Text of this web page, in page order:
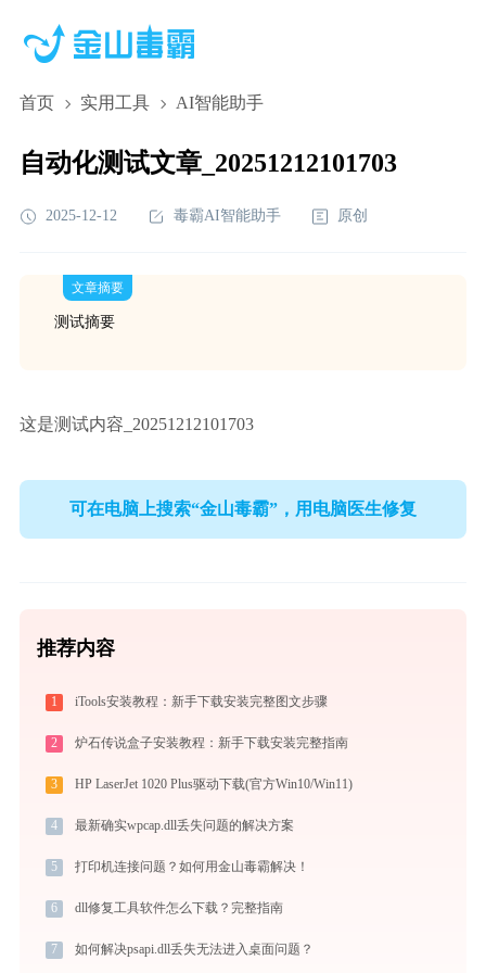
首页 实用工具 AI智能助手
自动化测试文章_20251212101703
2025-12-12 毒霸AI智能助手 原创
文章摘要
测试摘要
这是测试内容_20251212101703
可在电脑上搜索“金山毒霸”，用电脑医生修复
推荐内容
1 iTools安装教程：新手下载安装完整图文步骤
2 炉石传说盒子安装教程：新手下载安装完整指南
3 HP LaserJet 1020 Plus驱动下载(官方Win10/Win11)
4 最新确实wpcap.dll丢失问题的解决方案
5 打印机连接问题？如何用金山毒霸解决！
6 dll修复工具软件怎么下载？完整指南
7 如何解决psapi.dll丢失无法进入桌面问题？